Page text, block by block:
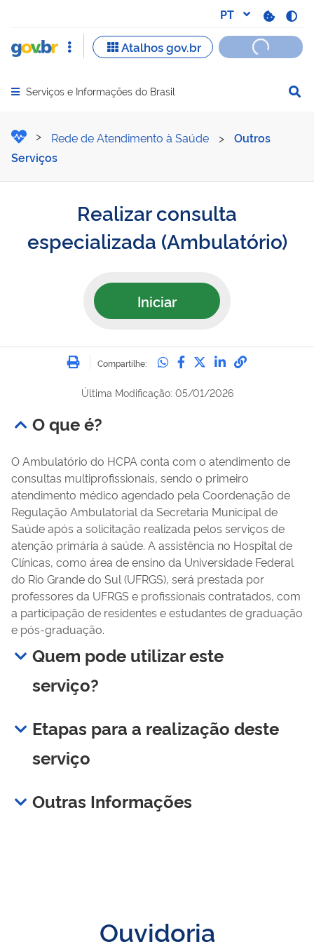
Abrir menu principal de navegação
Serviços e Informações do Brasil
Realizar consulta
Rede de Atendimento à Saúde >
Outros
Serviços
Realizar consulta
especializada (Ambulatório)
Iniciar
Imprimir
Compartilhe: Compartilhe no
Compartilhe no
Compartilhe no
Compartilhe
Última Modificação: 05/01/2026
O que é?
O Ambulatório do HCPA conta com o atendimento de
consultas multiprofissionais, sendo o primeiro
atendimento médico agendado pela Coordenação de
Regulação Ambulatorial da Secretaria Municipal de
Saúde após a solicitação realizada pelos serviços de
atenção primária à saúde. A assistência no Hospital de
Clínicas, como área de ensino da Universidade Federal
do Rio Grande do Sul (UFRGS), será prestada por
professores da UFRGS e profissionais contratados, com
a participação de residentes e estudantes de graduação
e pós-graduação.
Quem pode utilizar este
serviço?
Etapas para a realização deste
serviço
Outras Informações
Ouvidoria